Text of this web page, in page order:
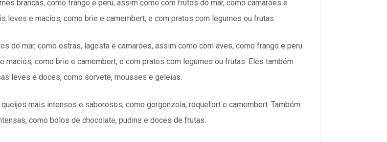
brancas, como frango e peru, assim como com frutos do mar, como camarões e
leves e macios, como brie e camembert, e com pratos com legumes ou frutas.
do mar, como ostras, lagosta e camarões, assim como com aves, como frango e peru.
macios, como brie e camembert, e com pratos com legumes ou frutas. Eles também
leves e doces, como sorvete, mousses e geleias.
mais intensos e saborosos, como gorgonzola, roquefort e camembert. Também
como bolos de chocolate, pudins e doces de frutas.